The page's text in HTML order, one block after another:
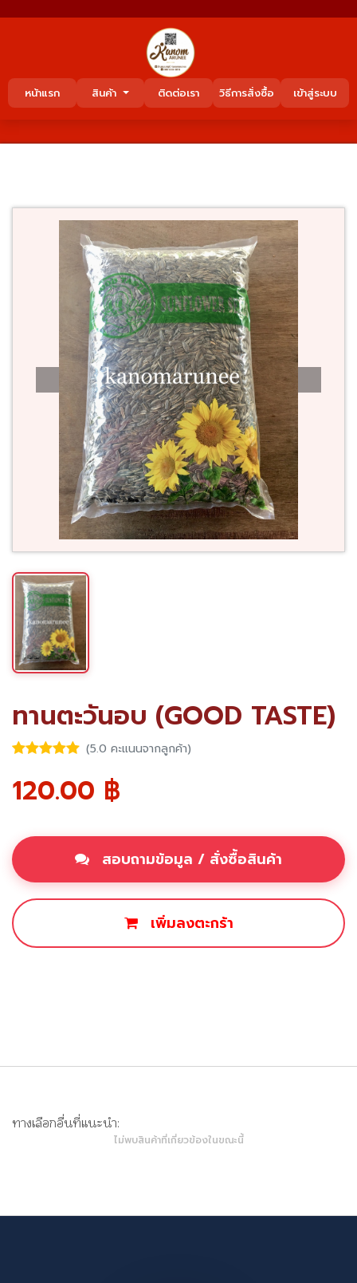
หน้าแรก สินค้า ติดต่อเรา วิธีการสั่งซื้อ เข้าสู่ระบบ
ทานตะวันอบ (GOOD TASTE)
(5.0 คะแนนจากลูกค้า)
120.00 ฿
สอบถามข้อมูล / สั่งซื้อสินค้า
เพิ่มลงตะกร้า
ทางเลือกอื่นที่แนะนำ:
ไม่พบสินค้าที่เกี่ยวข้องในขณะนี้